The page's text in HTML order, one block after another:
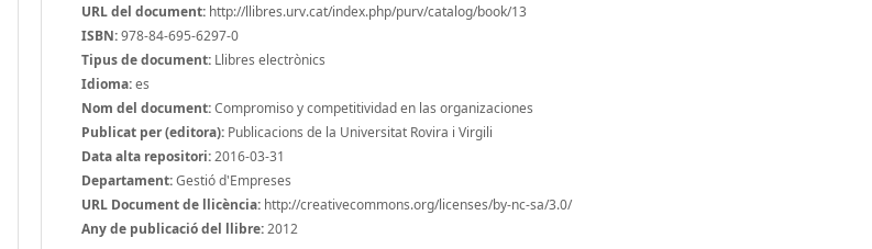
URL del document: http://llibres.urv.cat/index.php/purv/catalog/book/13
ISBN:978-84-695-6297-0
Tipus de document: Llibres electrònics
Idioma:es
Nom del document:Compromiso y competitividad en las organizaciones
Publicat per (editora): Publicacions de la Universitat Rovira i Virgili
Data alta repositori:2016-03-31
Departament:Gestió d'Empreses
URL Document de llicència: http://creativecommons.org/licenses/by-nc-sa/3.0/
Any de publicació del llibre:2012